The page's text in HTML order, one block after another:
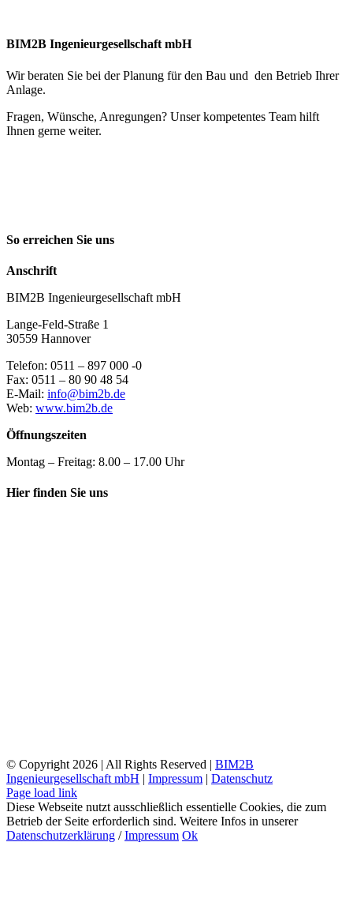
BIM2B Ingenieurgesellschaft mbH
Wir beraten Sie bei der Planung für den Bau und den Betrieb Ihrer
Anlage.
Fragen, Wünsche, Anregungen? Unser kompetentes Team hilft
Ihnen gerne weiter.
So erreichen Sie uns
Anschrift
BIM2B Ingenieurgesellschaft mbH
Lange-Feld-Straße 1
30559 Hannover
Telefon: 0511 – 897 000 -0
Fax: 0511 – 80 90 48 54
E-Mail: info@bim2b.de
Web: www.bim2b.de
Öffnungszeiten
Montag – Freitag: 8.00 – 17.00 Uhr
Hier finden Sie uns
© Copyright 2026 | All Rights Reserved | BIM2B
Ingenieurgesellschaft mbH | Impressum | Datenschutz
Page load link
Diese Webseite nutzt ausschließlich essentielle Cookies, die zum
Betrieb der Seite erforderlich sind. Weitere Infos in unserer
Datenschutzerklärung /Impressum Ok